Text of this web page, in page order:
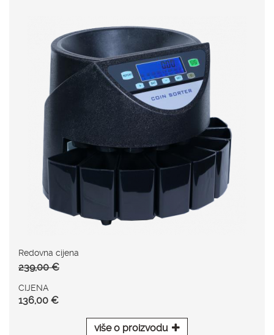
Redovna cijena
239,00 €
CIJENA
136,00 €
više o proizvodu